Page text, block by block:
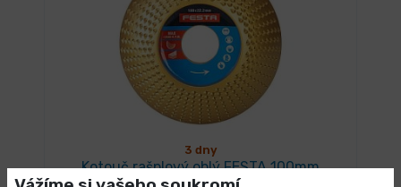
3 dny
Kotouč rašplový oblý FESTA 100mm